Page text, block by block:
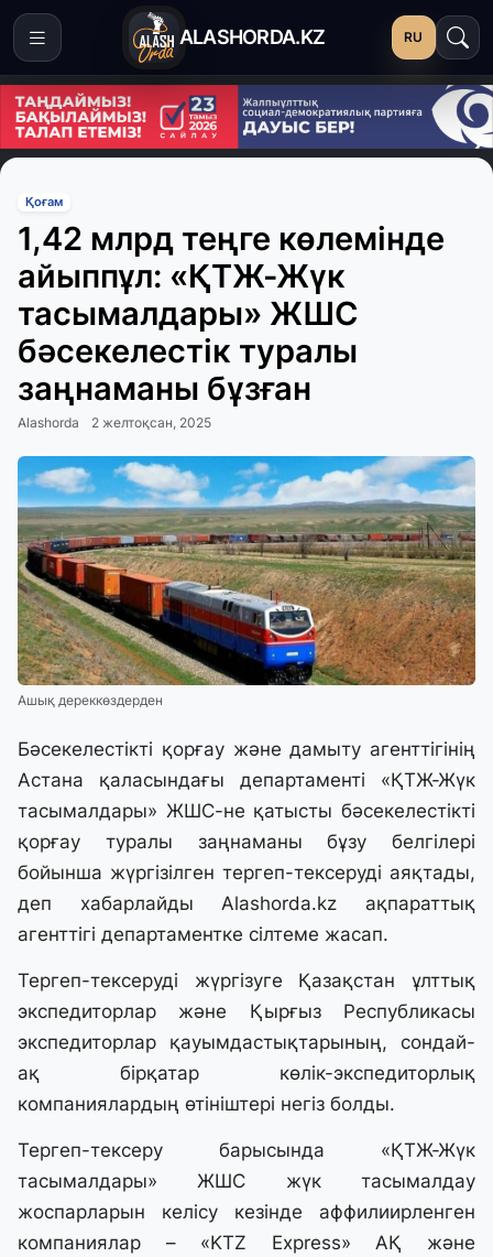
ALASHORDA.KZ RU
Қоғам
1,42 млрд теңге көлемінде
айыппұл: «ҚТЖ-Жүк
тасымалдары» ЖШС
бәсекелестік туралы
заңнаманы бұзған
Alashorda 2 желтоқсан, 2025
Ашық дереккөздерден
Бәсекелестікті қорғау және дамыту агенттігінің
Астана қаласындағы департаменті «ҚТЖ-Жүк
тасымалдары» ЖШС-не қатысты бәсекелестікті
қорғау туралы заңнаманы бұзу белгілері
бойынша жүргізілген тергеп-тексеруді аяқтады,
деп хабарлайдыAlashorda.kz ақпараттық
агенттігі департаментке сілтеме жасап.
Тергеп-тексеруді жүргізуге Қазақстан ұлттық
экспедиторлар және Қырғыз Республикасы
экспедиторлар қауымдастықтарының, сондай-
ақ бірқатар көлік-экспедиторлық
компаниялардың өтініштері негіз болды.
Тергеп-тексеру барысында «ҚТЖ-Жүк
тасымалдары» ЖШС жүк тасымалдау
жоспарларын келісу кезінде аффилиирленген
компаниялар – «KTZ Express» АҚ және